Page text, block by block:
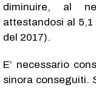
diminuire, al
attestandosi al
del 2017).
E’ necessario
sinora conseguiti.